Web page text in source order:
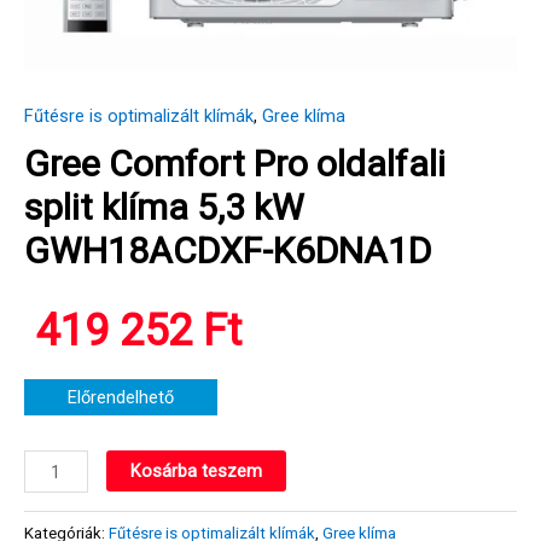
Fűtésre is optimalizált klímák, Gree klíma
Gree Comfort Pro oldalfali
split klíma 5,3 kW
GWH18ACDXF-K6DNA1D
419 252 Ft
Előrendelhető
Gree
Comfort
Pro
Kosárba teszem
Kategóriák: Fűtésre is optimalizált klímák, Gree klíma